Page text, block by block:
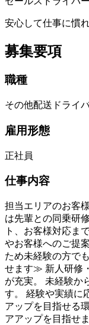
安心して仕事に慣
募集要項
職種
その他配送ドライ
雇用形態
正社員
仕事内容
担当エリアのお客
は先輩との同乗研
ト、お客様対応ま
やお客様へのご提
ため未経験の方で
せます≫ 新人研修
が充実。 未経験か
す。 経験や実績に
アップを目指せる
アアップを目指せま